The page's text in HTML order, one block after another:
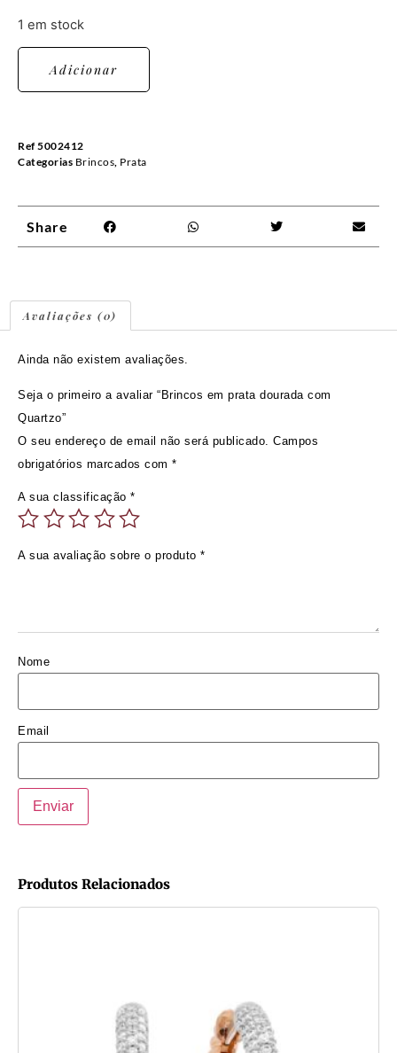
1 em stock
Adicionar
Ref5002412
Categorias Brincos, Prata
Share
Produtos Relacionados
Avaliações (0)
Ainda não existem avaliações.
Seja o primeiro a avaliar “Brincos em prata dourada com
Quartzo”
O seu endereço de email não será publicado. Campos
obrigatórios marcados com *
A sua classificação *
A sua avaliação sobre o produto *
Nome
Email